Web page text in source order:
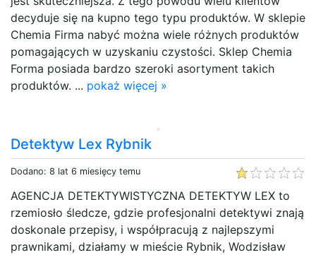
decyduje się na kupno tego typu produktów. W sklepie
Chemia Firma nabyć można wiele różnych produktów
pomagających w uzyskaniu czystości. Sklep Chemia
Forma posiada bardzo szeroki asortyment takich
produktów. ... pokaż więcej »
Detektyw Lex Rybnik
Dodano: 8 lat 6 miesięcy temu
AGENCJA DETEKTYWISTYCZNA DETEKTYW LEX to
rzemiosło śledcze, gdzie profesjonalni detektywi znają
doskonale przepisy, i współpracują z najlepszymi
prawnikami, działamy w mieście Rybnik, Wodzisław